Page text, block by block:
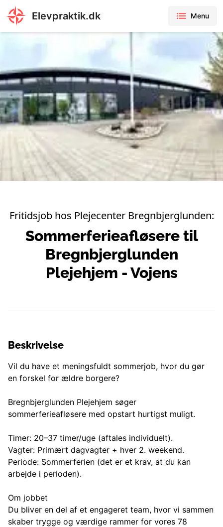
Elevpraktik.dk Menu
Fritidsjob hos Plejecenter Bregnbjerglunden:
Sommerferieafløsere til
Bregnbjerglunden
Plejehjem - Vojens
Beskrivelse
Vil du have et meningsfuldt sommerjob, hvor du gør
en forskel for ældre borgere?
Bregnbjerglunden Plejehjem søger
sommerferieafløsere med opstart hurtigst muligt.
Timer: 20–37 timer/uge (aftales individuelt).
Vagter: Primært dagvagter + hver 2. weekend.
Periode: Sommerferien (det er et krav, at du kan
arbejde i perioden).
Om jobbet
Du bliver en del af et engageret team, hvor vi sammen
skaber trygge og værdige rammer for vores 78